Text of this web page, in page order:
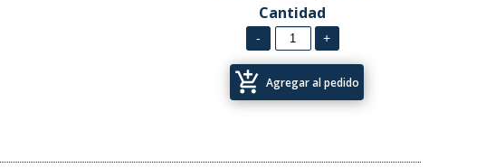
Cantidad
add_shopping_cart Agregar al pedido